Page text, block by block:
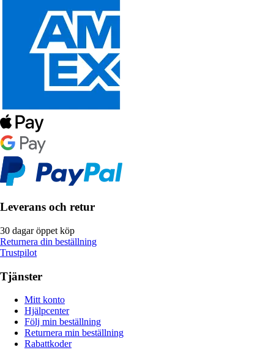
Leverans och retur
30 dagar öppet köp
Returnera din beställning
Trustpilot
Tjänster
Mitt konto
Hjälpcenter
Följ min beställning
Returnera min beställning
Rabattkoder